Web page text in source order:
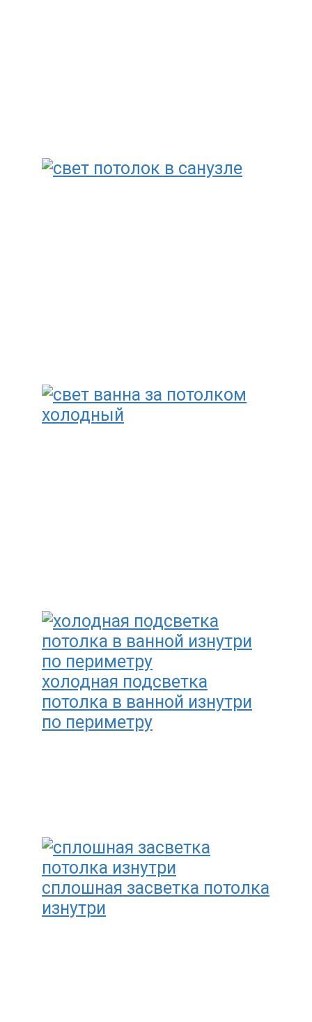
холодная подсветка
потолка в ванной изнутри
по периметру
сплошная засветка потолка
изнутри